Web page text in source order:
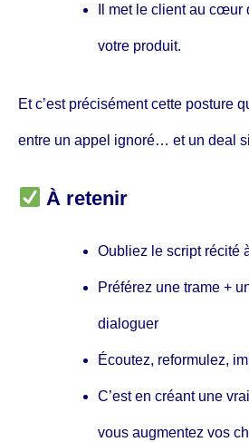
Il met le client au cœur
votre produit.
Et c’est précisément cette posture
entre un appel ignoré… et un deal
À retenir
Oubliez le script récité
Préférez une trame +
dialoguer
Écoutez, reformulez,
C’est en créant une
vous augmentez vos